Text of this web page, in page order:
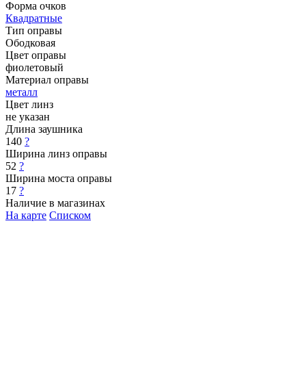
Форма очков
Квадратные
Тип оправы
Ободковая
Цвет оправы
фиолетовый
Материал оправы
металл
Цвет линз
не указан
Длина заушника
140 ?
Ширина линз оправы
52 ?
Ширина моста оправы
17 ?
Наличие в магазинах
На карте Списком